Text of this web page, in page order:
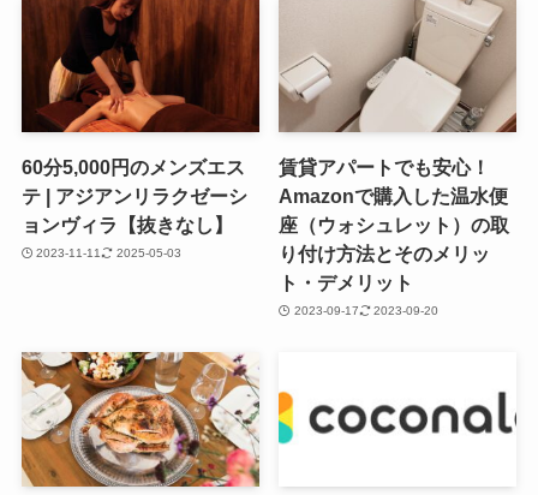
60分5,000円のメンズエス
テ | アジアンリラクゼーシ
ョンヴィラ【抜きなし】
2023-11-11 2025-05-03
賃貸アパートでも安心！
Amazonで購入した温水便
座（ウォシュレット）の取
り付け方法とそのメリッ
ト・デメリット
2023-09-17 2023-09-20